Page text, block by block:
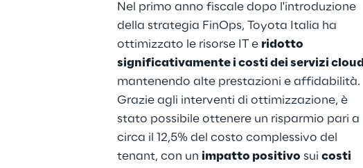
Nel primo anno fiscale dopo l'introduzione
della strategia FinOps, Toyota Italia ha
ottimizzato le risorse IT e ridotto
significativamente i costi dei servizi cloud
mantenendo alte prestazioni e affidabilità.
Grazie agli interventi di ottimizzazione, è
stato possibile ottenere un risparmio pari a
circa il 12,5% del costo complessivo del
tenant, con un impatto positivo sui costi